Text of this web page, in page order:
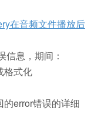
在音频文件播放后
息，期间：
格式化
的error错误的详细